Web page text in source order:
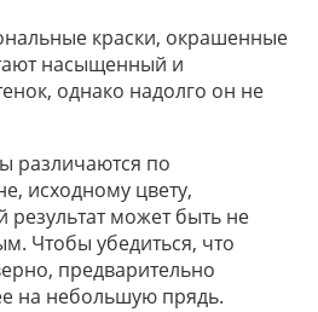
краски, окрашенные
насыщенный и
однако надолго он не
различаются по
исходному цвету,
результат может быть не
Чтобы убедиться, что
предварительно
на небольшую прядь.